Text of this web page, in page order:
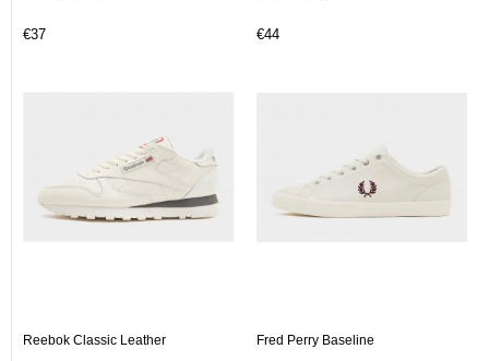
€37 €44
Reebok Classic Leather Fred Perry Baseline